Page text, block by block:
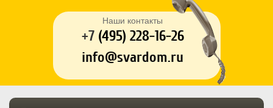
Наши контакты
+7 (495) 228-16-26
info@svardom.ru